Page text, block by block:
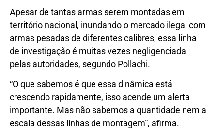
Apesar de tantas armas serem montadas em
território nacional, inundando o mercado ilegal com
armas pesadas de diferentes calibres, essa linha
de investigação é muitas vezes negligenciada
pelas autoridades, segundo Pollachi.
“O que sabemos é que essa dinâmica está
crescendo rapidamente, isso acende um alerta
importante. Mas não sabemos a quantidade nem a
escala dessas linhas de montagem”, afirma.